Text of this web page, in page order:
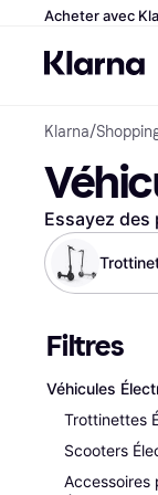
Acheter avec
Klarna/
Essayez
Filtres
Véhicules
Trottinettes
Scooters
Accessoires